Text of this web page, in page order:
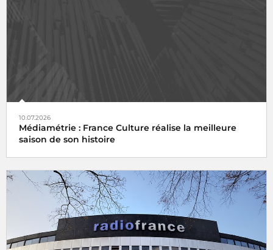
10.07.2026
Médiamétrie : France Culture réalise la meilleure
saison de son histoire